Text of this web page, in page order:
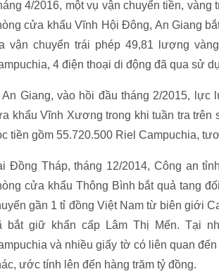
4/2016, một vụ vận chuyển tiền,
cửa khẩu Vĩnh Hội Đông, An Giang
vận chuyển trái phép 49,81 lượng
4 điện thoại di động đã qua sử
Giang, vào hồi đầu tháng 2/2015,
khẩu Vĩnh Xương trong khi tuần tra
tiền gồm 55.720.500 Riel Campuchia,
Đồng Tháp, tháng 12/2014, Công an
cửa khẩu Thông Bình bắt quả tang
gần 1 tỉ đồng Việt Nam từ biên giới
bắt giữ khẩn cấp Lâm Thị Mến. Tại
và nhiều giấy tờ có liên quan
ước tính lên đến hàng trăm tỷ đồng.